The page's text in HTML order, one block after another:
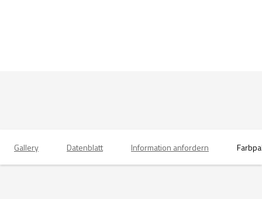
Gallery Datenblatt Information anfordern